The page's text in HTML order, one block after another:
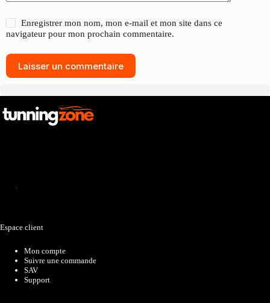
Enregistrer mon nom, mon e-mail et mon site dans ce
navigateur pour mon prochain commentaire.
Laisser un commentaire
Espace client
Mon compte
Suivre une commande
SAV
Support